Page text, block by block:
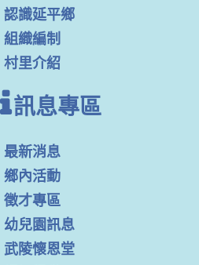
認識延平鄉
組織編制
村里介紹
訊息專區
最新消息
鄉內活動
徵才專區
幼兒園訊息
武陵懷恩堂